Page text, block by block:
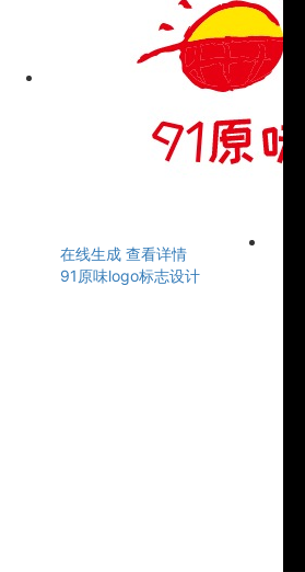
在线生成 查看详情
91原味logo标志设计